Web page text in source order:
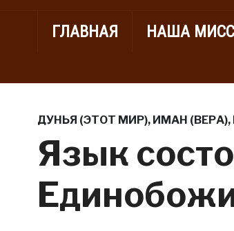
ГЛАВНАЯ НАША
ДУНЬЯ (ЭТОТ МИР), ИМАН (ВЕРА),
Язык